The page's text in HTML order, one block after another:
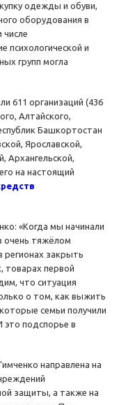
одежды и обуви,
оборудования в
числе
психологической и
групп могла
611 организаций (436
Алтайского,
Башкортостан
Ярославской,
Архангельской,
на настоящий
«Когда мы начинали
очень тяжёлом
регионах закрыть
товарах первой
что ситуация
о том, как выжить
семьи получили
это подспорье в
направлена на
защиты, а также на